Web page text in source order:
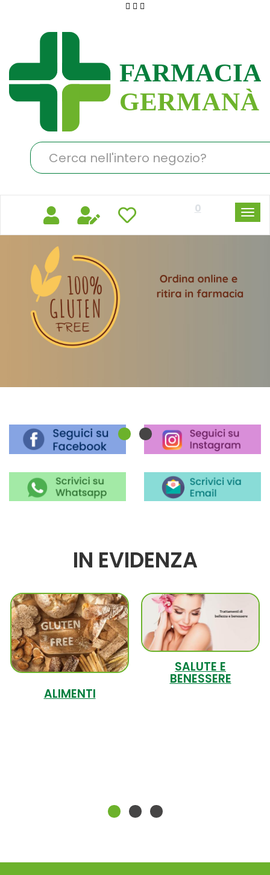
principale
Germanà
Cerca
Prodotto
0
IN EVIDENZA
ALIMENTI
SALUTE E
BENESSERE